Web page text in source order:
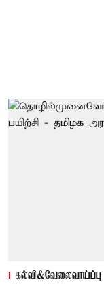
கல்வி&வேலைவாய்ப்பு